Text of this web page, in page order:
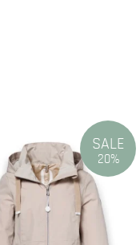
SALE
20%